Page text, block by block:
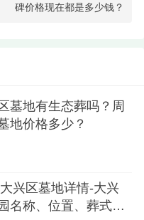
碑价格现在都是多少钱？
墓地有生态葬吗？周
地价格多少？
兴区墓地详情-大兴
名称、位置、葬式价